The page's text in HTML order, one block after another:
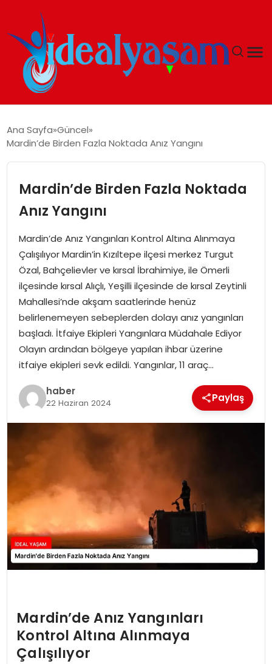
EKONOMI
İDEAL YAŞAM
İDEAL SPOR
YAŞAM
MAGAZIN
SAĞLIK
SOSYAL HABER
Ana Sayfa Güncel
Mardin’de Birden Fazla Noktada Anız Yangını
Mardin’de Birden Fazla Noktada
Anız Yangını
Mardin’de Anız Yangınları Kontrol Altına Alınmaya
Çalışılıyor Mardin’in Kızıltepe ilçesi merkez Turgut
Özal, Bahçelievler ve kırsal İbrahimiye, ile Ömerli
ilçesinde kırsal Alıçlı, Yeşilli ilçesinde de kırsal Zeytinli
Mahallesi’nde akşam saatlerinde henüz
belirlenemeyen sebeplerden dolayı anız yangınları
başladı. İtfaiye Ekipleri Yangınlara Müdahale Ediyor
Olayın ardından bölgeye yapılan ihbar üzerine
itfaiye ekipleri sevk edildi. Yangınlar, 11 araç…
haber
22 Haziran 2024 Paylaş
Mardin’de Anız Yangınları
Kontrol Altına Alınmaya
Çalışılıyor